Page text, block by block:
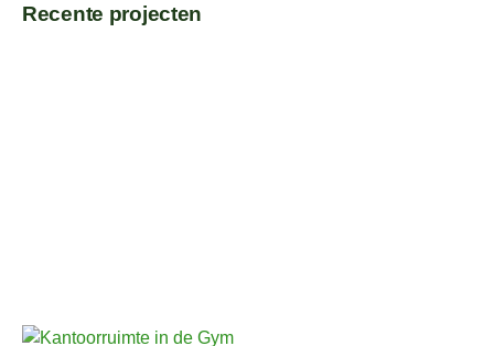
Recente projecten